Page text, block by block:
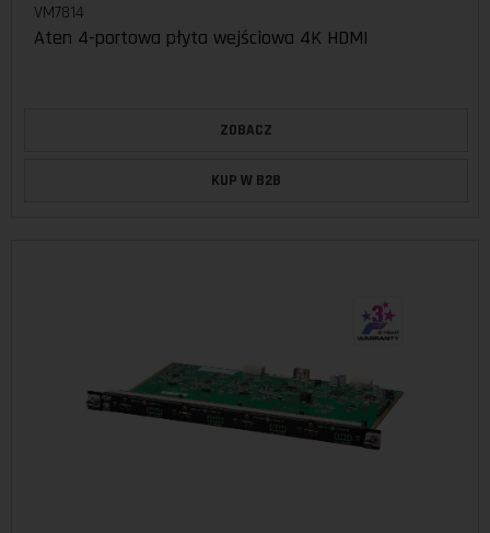
VM7814
Aten 4-portowa płyta wejściowa 4K HDMI
ZOBACZ
KUP W B2B